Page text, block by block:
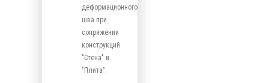
деформационного
шва при
сопряжении
конструкций
"Стена" и
"Плита".